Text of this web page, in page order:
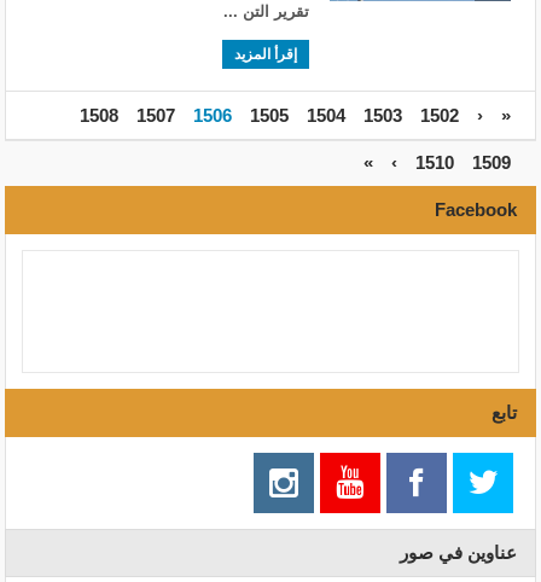
تقرير التن ...
إقرأ المزيد
«
‹
1502
1503
1504
1505
1506
1507
1508
1509
1510
›
»
Facebook
تابع
عناوين في صور